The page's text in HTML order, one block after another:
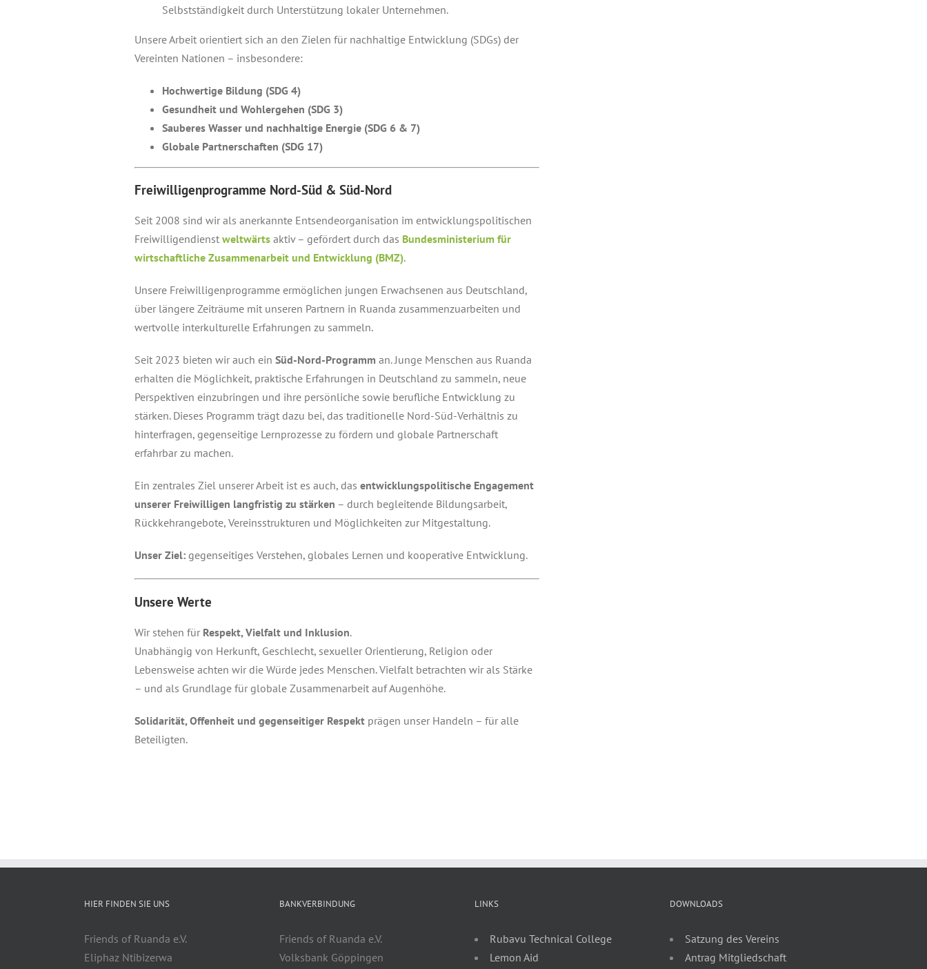
Selbstständigkeit durch Unterstützung lokaler Unternehmen.
Unsere Arbeit orientiert sich an den Zielen für nachhaltige Entwicklung (SDGs) der
Vereinten Nationen – insbesondere:
Hochwertige Bildung (SDG 4)
Gesundheit und Wohlergehen (SDG 3)
Sauberes Wasser und nachhaltige Energie (SDG 6 & 7)
Globale Partnerschaften (SDG 17)
Freiwilligenprogramme Nord-Süd & Süd-Nord
Seit 2008 sind wir als anerkannte Entsendeorganisation im entwicklungspolitischen
Freiwilligendienstweltwärts aktiv – gefördert durch das Bundesministerium für
wirtschaftliche Zusammenarbeit und Entwicklung (BMZ).
Unsere Freiwilligenprogramme ermöglichen jungen Erwachsenen aus Deutschland,
über längere Zeiträume mit unseren Partnern in Ruanda zusammenzuarbeiten und
wertvolle interkulturelle Erfahrungen zu sammeln.
Seit 2023 bieten wir auch einSüd-Nord-Programm an. Junge Menschen aus Ruanda
erhalten die Möglichkeit, praktische Erfahrungen in Deutschland zu sammeln, neue
Perspektiven einzubringen und ihre persönliche sowie berufliche Entwicklung zu
stärken. Dieses Programm trägt dazu bei, das traditionelle Nord-Süd-Verhältnis zu
hinterfragen, gegenseitige Lernprozesse zu fördern und globale Partnerschaft
erfahrbar zu machen.
Ein zentrales Ziel unserer Arbeit ist es auch, dasentwicklungspolitische Engagement
unserer Freiwilligen langfristig zu stärken – durch begleitende Bildungsarbeit,
Rückkehrangebote, Vereinsstrukturen und Möglichkeiten zur Mitgestaltung.
Unser Ziel: gegenseitiges Verstehen, globales Lernen und kooperative Entwicklung.
Unsere Werte
Wir stehen für Respekt, Vielfalt und Inklusion.
Unabhängig von Herkunft, Geschlecht, sexueller Orientierung, Religion oder
Lebensweise achten wir die Würde jedes Menschen. Vielfalt betrachten wir als Stärke
– und als Grundlage für globale Zusammenarbeit auf Augenhöhe.
Solidarität, Offenheit und gegenseitiger Respekt prägen unser Handeln – für alle
Beteiligten.
HIER FINDEN SIE UNS
Friends of Ruanda e.V.
Eliphaz Ntibizerwa
BANKVERBINDUNG
Friends of Ruanda e.V.
Volksbank Göppingen
LINKS
Rubavu Technical College
Lemon Aid
DOWNLOADS
Satzung des Vereins
Antrag Mitgliedschaft